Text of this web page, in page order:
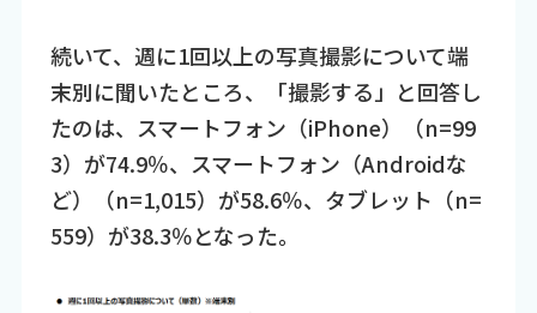
続いて、週に1回以上の写真撮影について端
末別に聞いたところ、「撮影する」と回答し
たのは、スマートフォン（iPhone）（n=99
3）が74.9％、スマートフォン（Androidな
ど）（n=1,015）が58.6％、タブレット（n=
559）が38.3％となった。